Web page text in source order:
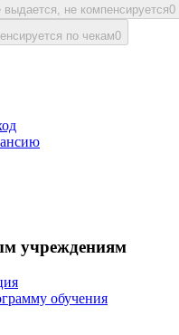
выдается, не компенсируется0
по чекам0
учреждениям
обучения